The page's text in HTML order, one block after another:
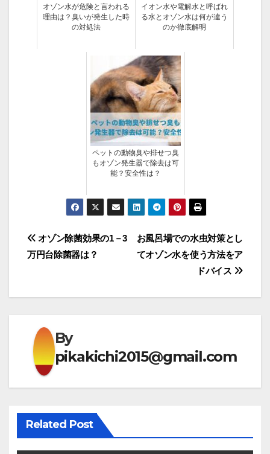
オゾン水が危険と言われる
理由は？臭いが発生した時
の対処法
イオン水や電解水と呼ばれ
る水とオゾン水は何が違う
のか徹底解明
ペットの動物臭や排せつ臭
もオゾン発生器で除去は可
能？安全性は？
投
稿
ナ
ゲ
ー
シ
ョ
ン
お風呂場での水虫対策とし
てオゾン水を使う方法をア
ドバイス
オゾン除菌効果の1－3
万円台除菌器は？
By
pikakichi2015@gmail.com
Related Post